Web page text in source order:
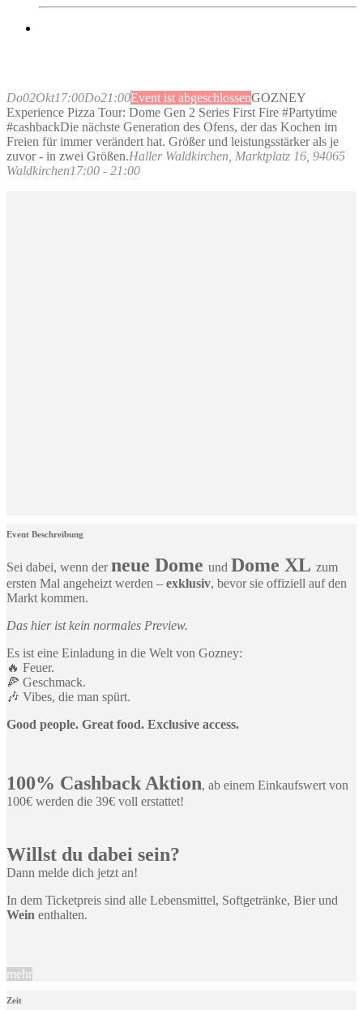
Do02Okt17:00Do21:00Event ist abgeschlossenGOZNEY
Experience Pizza Tour: Dome Gen 2 Series First Fire #Partytime
#cashbackDie nächste Generation des Ofens, der das Kochen im
Freien für immer verändert hat. Größer und leistungsstärker als je
zuvor - in zwei Größen.Haller Waldkirchen , Marktplatz 16, 94065
Waldkirchen17:00 - 21:00
Event Beschreibung
Sei dabei, wenn derneue Dome und Dome XL zum
ersten Mal angeheizt werden – exklusiv, bevor sie offiziell auf den
Markt kommen.
Das hier ist kein normales Preview.
Es ist eine Einladung in die Welt von Gozney:
🔥 Feuer.
🍕 Geschmack.
🎶 Vibes, die man spürt.
Good people. Great food. Exclusive access.
100% Cashback Aktion, ab einem Einkaufswert von
100€ werden die 39€ voll erstattet!
Willst du dabei sein?
Dann melde dich jetzt an!
In dem Ticketpreis sind alle Lebensmittel, Softgetränke, Bier und
Wein enthalten.
mehr
Zeit